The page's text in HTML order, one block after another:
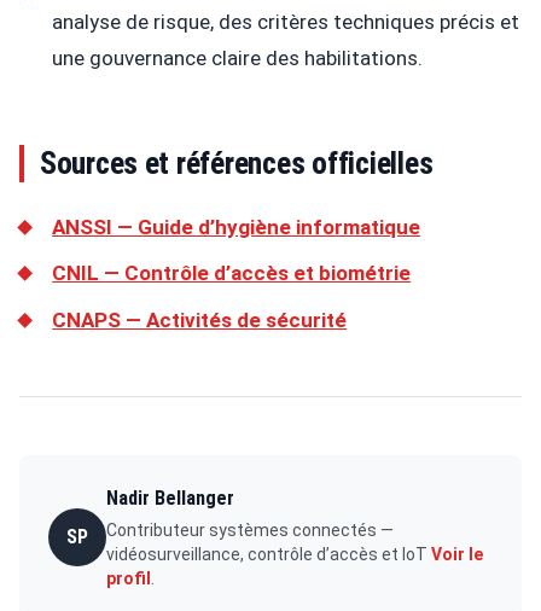
analyse de risque, des critères techniques précis et
une gouvernance claire des habilitations.
Sources et références officielles
ANSSI — Guide d’hygiène informatique
CNIL — Contrôle d’accès et biométrie
CNAPS — Activités de sécurité
SP
Nadir Bellanger
Contributeur systèmes connectés —
vidéosurveillance, contrôle d’accès et IoT Voir le
profil